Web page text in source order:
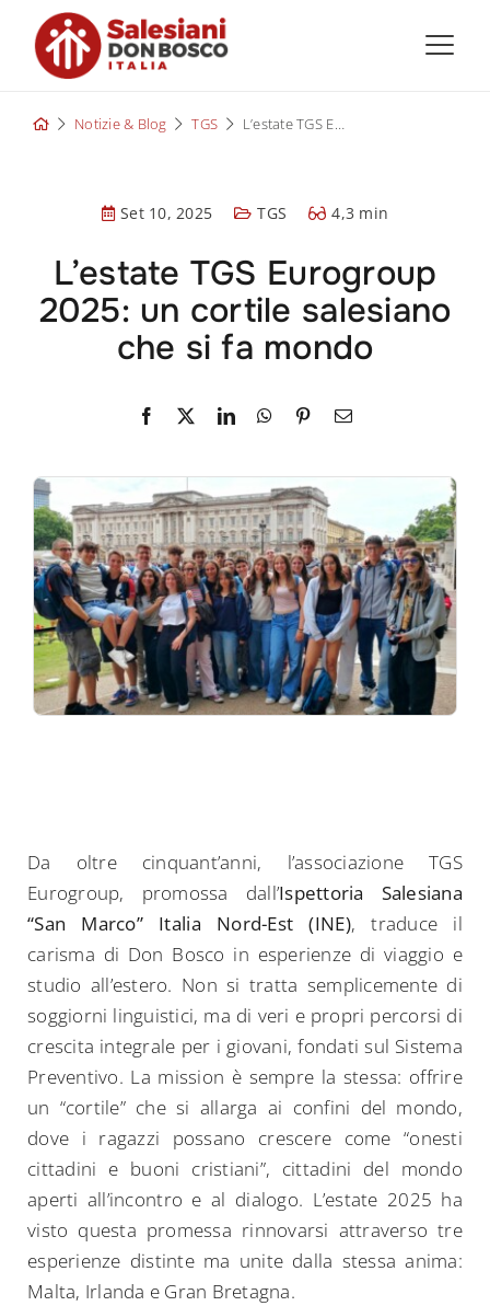
content
Notizie & Blog TGS L’estate TGS Eurogroup 2025: un cortile salesiano che si fa mondo
Set 10, 2025 TGS 4,3 min
L’estate TGS Eurogroup
2025: un cortile salesiano
che si fa mondo
Da oltre cinquant’anni, l’associazione TGS
Eurogroup, promossa dall’Ispettoria Salesiana
“San Marco” Italia Nord-Est (INE), traduce il
carisma di Don Bosco in esperienze di viaggio e
studio all’estero. Non si tratta semplicemente di
soggiorni linguistici, ma di veri e propri percorsi di
crescita integrale per i giovani, fondati sul Sistema
Preventivo. La mission è sempre la stessa: offrire
un “cortile” che si allarga ai confini del mondo,
dove i ragazzi possano crescere come “onesti
cittadini e buoni cristiani”, cittadini del mondo
aperti all’incontro e al dialogo. L’estate 2025 ha
visto questa promessa rinnovarsi attraverso tre
esperienze distinte ma unite dalla stessa anima:
Malta, Irlanda e Gran Bretagna.